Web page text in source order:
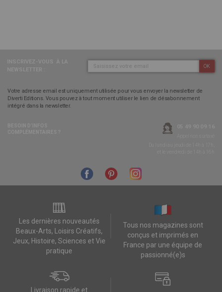
OK
Votre adresse email est uniquement utilisée pour vous envoyer la newsletter de
Diverti Editions. Vous pouvez à tout moment utiliser le lien de désabonnement
intégré dans la newsletter.
Les dernières nouveautés
Beaux-Arts, Loisirs Créatifs,
Jeux, Histoire, Sciences et Vie
pratique
Tous nos magazines sont
conçus et imprimés en
France par une équipe de
passionné(e)s
Livraison rapide et